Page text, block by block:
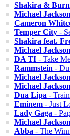
Shakira &
Michael Jackson
Cameron
Temper City -
Shakira feat.
Michael Jackson
DA TI - Take
Rammstein -
Michael Jackson
Michael Jackson
Dua Lipa -
Eminem - Just
Lady Gaga -
Michael Jackson
Abba - The